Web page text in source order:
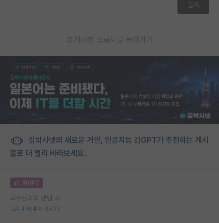
등록
게시판 목록으로 돌아가기
김박사넷의 새로운 거인, 인공지능 김GPT가 추천하는 게시
물로 더 멀리 바라보세요.
김GPT
교수님과의 면담 시
4 4 8403